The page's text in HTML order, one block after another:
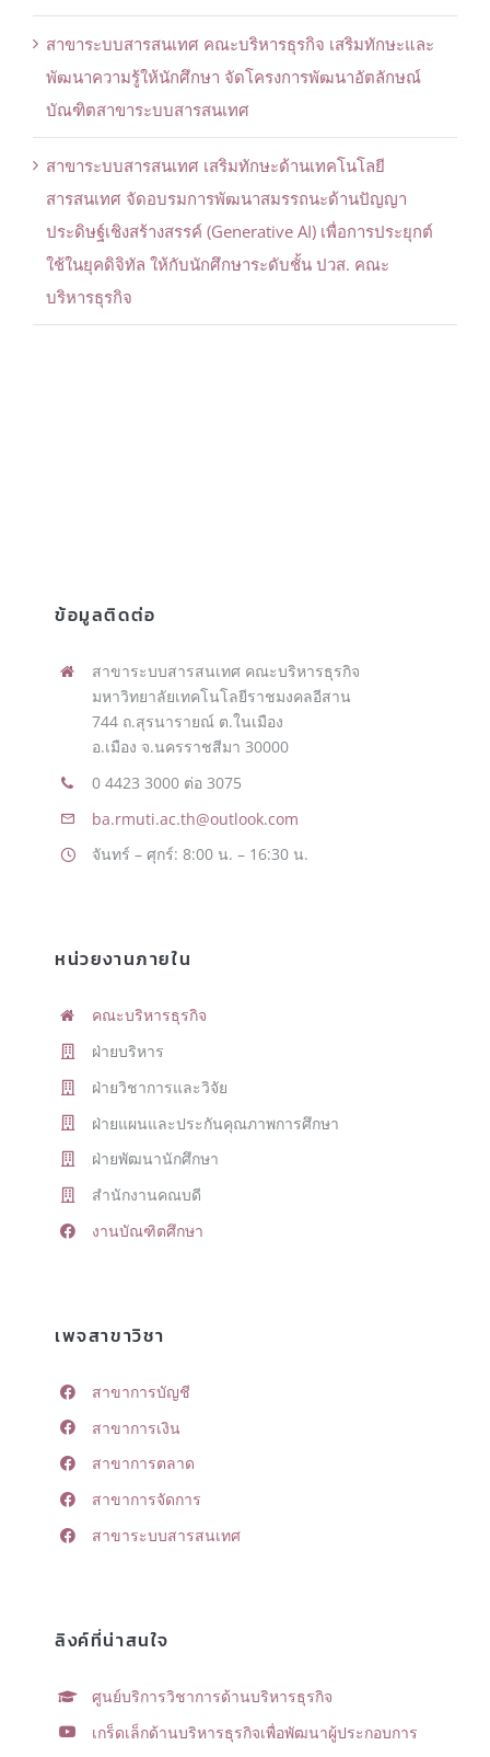
สาขาระบบสารสนเทศ คณะบริหารธุรกิจ เสริมทักษะและ
พัฒนาความรู้ให้นักศึกษา จัดโครงการพัฒนาอัตลักษณ์
บัณฑิตสาขาระบบสารสนเทศ
สาขาระบบสารสนเทศ เสริมทักษะด้านเทคโนโลยี
สารสนเทศ จัดอบรมการพัฒนาสมรรถนะด้านปัญญา
ประดิษฐ์เชิงสร้างสรรค์ (Generative AI) เพื่อการประยุกต์
ใช้ในยุคดิจิทัล ให้กับนักศึกษาระดับชั้น ปวส. คณะ
บริหารธุรกิจ
ข้อมูลติดต่อ
สาขาระบบสารสนเทศ คณะบริหารธุรกิจ
มหาวิทยาลัยเทคโนโลยีราชมงคลอีสาน
744 ถ.สุรนารายณ์ ต.ในเมือง
อ.เมือง จ.นครราชสีมา 30000
0 4423 3000 ต่อ 3075
ba.rmuti.ac.th@outlook.com
จันทร์ – ศุกร์: 8:00 น. – 16:30 น.
หน่วยงานภายใน
คณะบริหารธุรกิจ
ฝ่ายบริหาร
ฝ่ายวิชาการและวิจัย
ฝ่ายแผนและประกันคุณภาพการศึกษา
ฝ่ายพัฒนานักศึกษา
สำนักงานคณบดี
งานบัณฑิตศึกษา
เพจสาขาวิชา
สาขาการบัญชี
สาขาการเงิน
สาขาการตลาด
สาขาการจัดการ
สาขาระบบสารสนเทศ
ลิงค์ที่น่าสนใจ
ศูนย์บริการวิชาการด้านบริหารธุรกิจ
เกร็ดเล็กด้านบริหารธุรกิจเพื่อพัฒนาผู้ประกอบการ